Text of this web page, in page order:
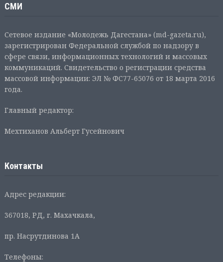
СМИ
Сетевое издание «Молодежь Дагестана» (md-gazeta.ru),
зарегистрирован Федеральной службой по надзору в
сфере связи, информационных технологий и массовых
коммуникаций. Свидетельство о регистрации средства
массовой информации: ЭЛ № ФС77-65076 от 18 марта 2016
года.
Главный редактор:
Мехтиханов Альберт Гусейнович
Контакты
Адрес редакции:
367018, РД, г. Махачкала,
пр. Насрутдинова 1А
Телефоны: